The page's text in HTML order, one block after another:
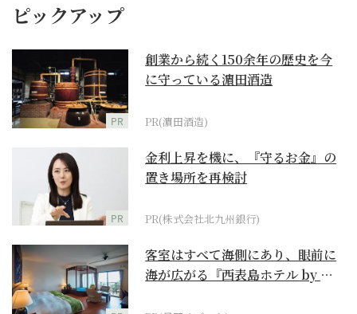
ピックアップ
PR
創業から続く150余年の歴史を今
に守っている濵田酒造
PR(濵田酒造)
PR
金利上昇を機に、『守るお金』の
置き場所を再検討
PR(株式会社北九州銀行)
客室はすべて海側にあり、眼前に
海が広がる『西表島ホテル by 星